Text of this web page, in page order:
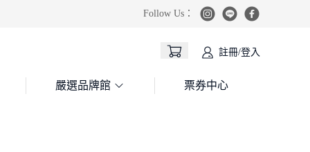
Follow Us：
註冊/登入
嚴選品牌館 票券中心